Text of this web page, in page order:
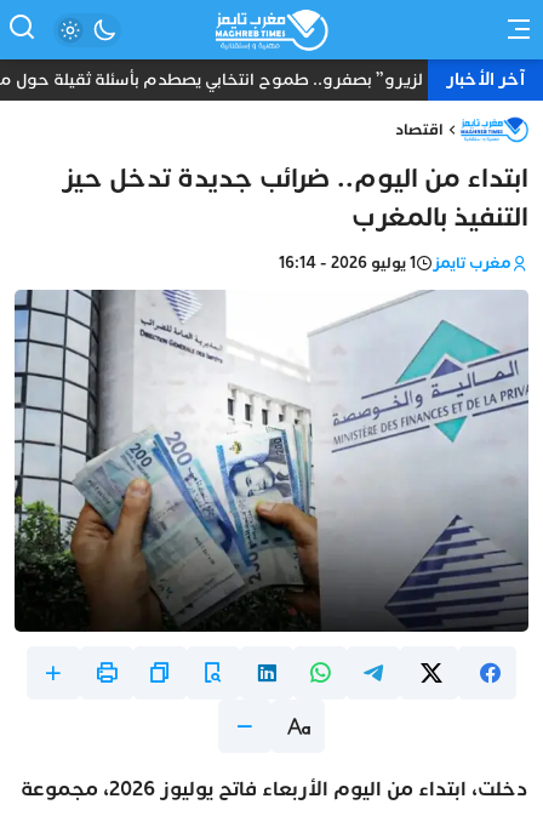
آخر الأخبار
“8 لزيرو” بصفرو.. طموح انتخابي يصطدم بأسئلة ثقيلة حول ماضي أحد مرشحي الأحرار بأمريكا
اقتصاد
ابتداء من اليوم.. ضرائب جديدة تدخل حيز
التنفيذ بالمغرب
مغرب تايمز 1 يوليو 2026 - 16:14
دخلت، ابتداء من اليوم الأربعاء فاتح يوليوز 2026، مجموعة